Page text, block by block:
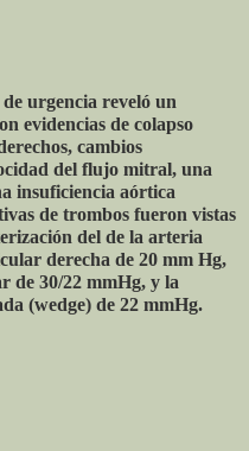
urgencia reveló un
evidencias de colapso
cambios
del flujo mitral, una
insuficiencia aórtica
de trombos fueron vistas
del de la arteria
derecha de 20 mm Hg,
de 30/22 mmHg, y la
(wedge) de 22 mmHg.